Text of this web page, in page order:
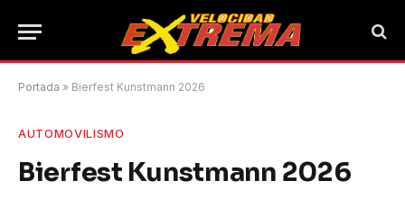
Portada » Bierfest Kunstmann 2026
AUTOMOVILISMO
Bierfest Kunstmann 2026